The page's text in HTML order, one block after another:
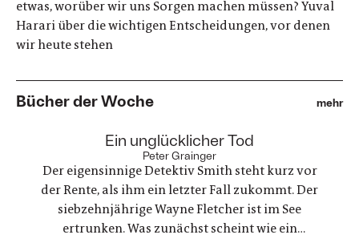
etwas, worüber wir uns Sorgen machen müssen? Yuval
Harari über die wichtigen Entscheidungen, vor denen
wir heute stehen
Bücher der Woche mehr
Ein unglücklicher Tod
Peter Grainger
Der eigensinnige Detektiv Smith steht kurz vor
der Rente, als ihm ein letzter Fall zukommt. Der
siebzehnjährige Wayne Fletcher ist im See
ertrunken. Was zunächst scheint wie ein